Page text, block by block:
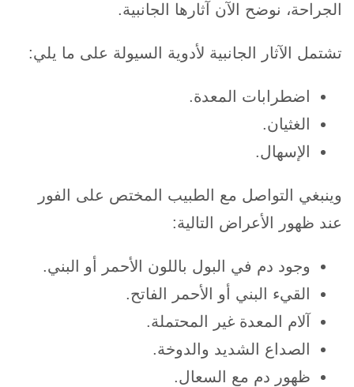
الجراحة، نوضح الآن آثارها الجانبية.
تشتمل الآثار الجانبية لأدوية السيولة على ما يلي:
اضطرابات المعدة.
الغثيان.
الإسهال.
وينبغي التواصل مع الطبيب المختص على الفور
عند ظهور الأعراض التالية:
وجود دم في البول باللون الأحمر أو البني.
القيء البني أو الأحمر الفاتح.
آلام المعدة غير المحتملة.
الصداع الشديد والدوخة.
ظهور دم مع السعال.